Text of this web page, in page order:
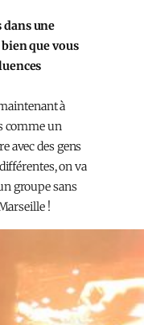
dans une
que vous
à
comme un
avec des gens
on va
groupe sans
!